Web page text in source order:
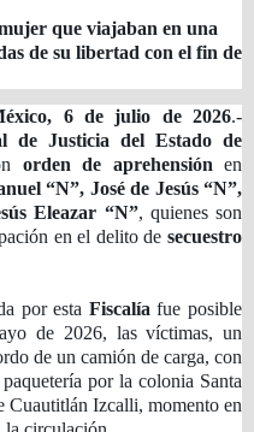
que viajaban en una
de su libertad con el fin de
6 de julio de 2026.-
de Justicia del Estado de
orden de aprehensión en
“N”, José de Jesús “N”,
Eleazar “N”, quienes son
en el delito de secuestro
por esta Fiscalía fue posible
de 2026, las víctimas, un
de un camión de carga, con
por la colonia Santa
Cuautitlán Izcalli, momento en